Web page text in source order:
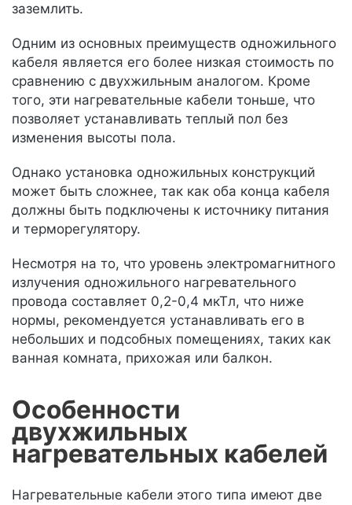
заземлить.
Одним из основных преимуществ одножильного
кабеля является его более низкая стоимость по
сравнению с двухжильным аналогом. Кроме
того, эти нагревательные кабели тоньше, что
позволяет устанавливать теплый пол без
изменения высоты пола.
Однако установка одножильных конструкций
может быть сложнее, так как оба конца кабеля
должны быть подключены к источнику питания
и терморегулятору.
Несмотря на то, что уровень электромагнитного
излучения одножильного нагревательного
провода составляет 0,2-0,4 мкТл, что ниже
нормы, рекомендуется устанавливать его в
небольших и подсобных помещениях, таких как
ванная комната, прихожая или балкон.
Особенности
двухжильных
нагревательных кабелей
Нагревательные кабели этого типа имеют две